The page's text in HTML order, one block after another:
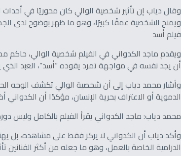
وقال دياب إن تأثير شخصية الوالي كان محوريًا في أحداث
ويمنح الشخصية عمقًا كبيرًا، وهو ما ظهر بوضوح لدى
فيلم أسد
ويقدم ماجد الكدواني في الفيلم شخصية الوالي، حاكم
أن يجد نفسه في مواجهة تمرد يقوده “أسد”، العبد الذي
وأشار محمد دياب إلى أن شخصية الوالي تكشف الوجه
الدموية أو الاعتراف بحرية الإنسان، مؤكدًا أن
محمد دياب: ماجد الكدواني يقرأ الفيلم بالكامل وليس
وأكد دياب أن الكدواني لا يركز فقط على مشاهده، بل
الدرامية الخاصة بالعمل، وهو ما جعله من أكثر